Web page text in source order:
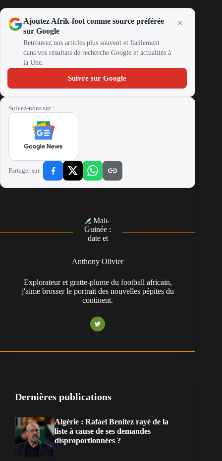
Ajoutez Afrik-foot comme source préférée
sur Google
Retrouvez nos articles plus souvent et facilement
dans vos résultats de recherche Google et actualités à
la Une.
Suivre sur Google
Suivez-nous sur :
Partager sur :
Anthony Olivier
Explorateur et gratte-plume du football africain,
j'aime brosser le portrait des nouvelles pépites du
continent.
Dernières publications
Algérie : Rafael Benitez rayé de la
liste à cause de ses demandes
disproportionnées ?